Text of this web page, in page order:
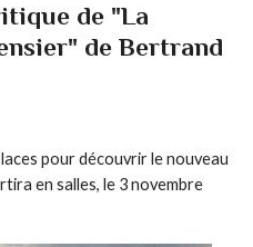
de "La
de Bertrand
pour découvrir le nouveau
en salles, le 3 novembre